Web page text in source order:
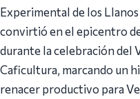
Experimental de los
convirtió en el epicentro
durante la celebración del
Caficultura, marcando un
renacer productivo para